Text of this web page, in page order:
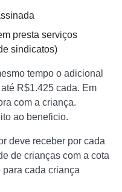
presta serviços
sindicatos)
tempo o adicional
R$1.425 cada. Em
com a criança.
ao beneficio.
deve receber por cada
de crianças com a cota
cada criança